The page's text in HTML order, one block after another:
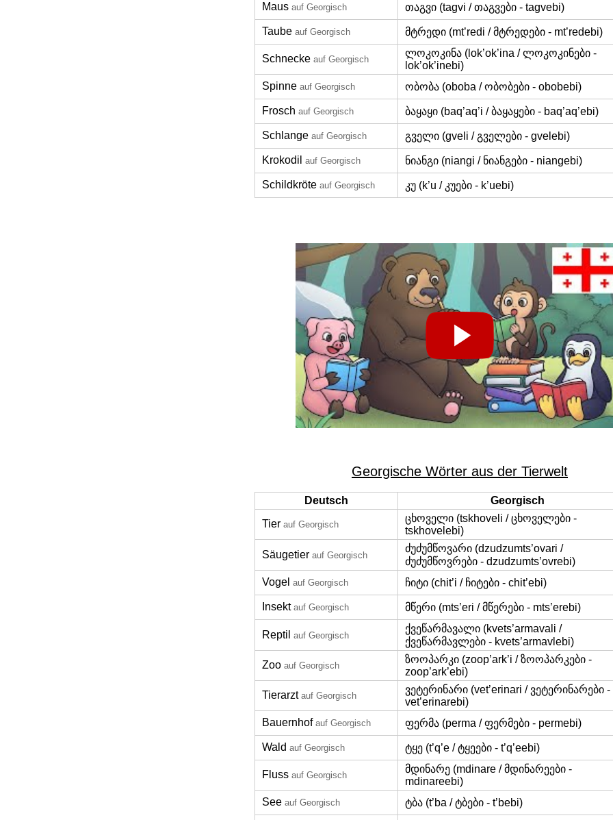
Maus auf Georgisch თაგვი (tagvi / თაგვები - tagvebi)
Taube auf Georgisch მტრედი (mt’redi / მტრედები - mt’redebi)
Schnecke auf Georgisch
ლოკოკინა (lok’ok’ina / ლოკოკინები -
lok’ok’inebi)
Spinne auf Georgisch ობობა (oboba / ობობები - obobebi)
Frosch auf Georgisch ბაყაყი (baq’aq’i / ბაყაყები - baq’aq’ebi)
Schlange auf Georgisch გველი (gveli / გველები - gvelebi)
Krokodil auf Georgisch ნიანგი (niangi / ნიანგები - niangebi)
Schildkröte auf Georgisch კუ (k’u / კუები - k’uebi)
Georgische Wörter aus der Tierwelt
Deutsch
Georgisch
Tier auf Georgisch
ცხოველი (tskhoveli / ცხოველები -
tskhovelebi)
Säugetier auf Georgisch
ძუძუმწოვარი (dzudzumts’ovari /
ძუძუმწოვრები - dzudzumts’ovrebi)
Vogel auf Georgisch ჩიტი (chit’i / ჩიტები - chit’ebi)
Insekt auf Georgisch მწერი (mts’eri / მწერები - mts’erebi)
Reptil auf Georgisch
ქვეწარმავალი (kvets’armavali /
ქვეწარმავლები - kvets’armavlebi)
Zoo auf Georgisch
ზოოპარკი (zoop’ark’i / ზოოპარკები -
zoop’ark’ebi)
Tierarzt auf Georgisch
ვეტერინარი (vet’erinari / ვეტერინარები -
vet’erinarebi)
Bauernhof auf Georgisch ფერმა (perma / ფერმები - permebi)
Wald auf Georgisch ტყე (t’q’e / ტყეები - t’q’eebi)
Fluss auf Georgisch
მდინარე (mdinare / მდინარეები -
mdinareebi)
See auf Georgisch ტბა (t’ba / ტბები - t’bebi)